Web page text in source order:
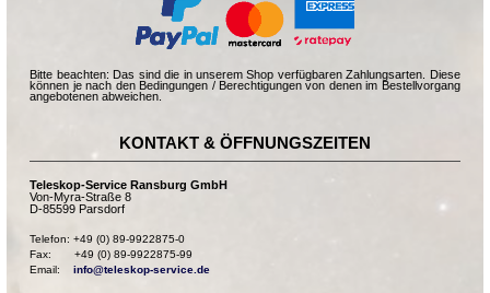
Bitte beachten: Das sind die in unserem Shop verfügbaren Zahlungsarten. Diese
können je nach den Bedingungen / Berechtigungen von denen im Bestellvorgang
angebotenen abweichen.
KONTAKT & ÖFFNUNGSZEITEN
Teleskop-Service Ransburg GmbH
Von-Myra-Straße 8
D-85599 Parsdorf
Telefon: +49 (0) 89-9922875-0
Fax:       +49 (0) 89-9922875-99
Email: info@teleskop-service.de